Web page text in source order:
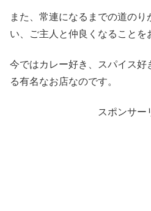
また、常連になるまでの道の
い、ご主人と仲良くなることを
今ではカレー好き、スパイス好
る有名なお店なのです。
スポンサー